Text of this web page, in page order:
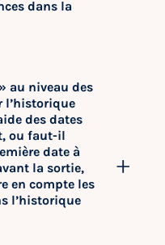
dans la
au niveau des
l’historique
des dates
ou faut-il
date à
la sortie,
en compte les
l’historique